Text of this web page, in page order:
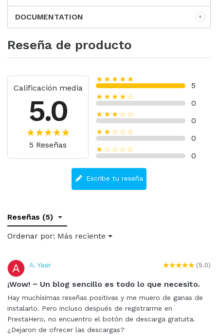
DOCUMENTATION
Reseña de producto
Calificación media
5.0
5 Reseñas
★★★★★
5
★★★★☆
0
★★★☆☆
0
★★☆☆☆
0
★☆☆☆☆
0
Escribe tu reseña
Reseñas (5)
Ordenar por: Más reciente
A A. Yasir (5.0)
¡Wow! ~ Un blog sencillo es todo lo que necesito.
Hay muchísimas reseñas positivas y me muero de ganas de
instalarlo. Pero incluso después de registrarme en
PrestaHero, no encuentro el botón de descarga gratuita.
¿Dejaron de ofrecer las descargas?